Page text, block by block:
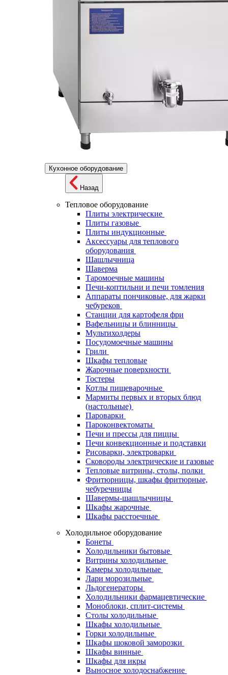
Кухонное оборудование
Назад
Тепловое оборудование
Плиты электрические
Плиты газовые
Плиты индукционные
Аксессуары для теплового
оборудования
Шашлычница
Шаверма
Таромоечные машины
Печи-коптильни и печи томления
Аппараты пончиковые, для жарки
чебуреков
Станции для картофеля фри
Вафельницы и блинницы
Мультихолдеры
Посудомоечные машины
Грили
Шкафы тепловые
Жарочные поверхности
Тостеры
Котлы пищеварочные
Мармиты первых и вторых блюд
(настольные)
Пароварки
Пароконвектоматы
Печи и прессы для пиццы
Печи конвекционные и подставки
Рисоварки, электроварки
Сковороды электрические и газовые
Тепловые витрины, столы, полки
Фритюрницы, шкафы фритюрные,
чебуречницы
Шавермы-шашлычницы
Шкафы жарочные
Шкафы расстоечные
Холодильное оборудование
Бонеты
Холодильники бытовые
Витрины холодильные
Камеры холодильные
Лари морозильные
Льдогенераторы
Холодильники фармацевтические
Моноблоки, сплит-системы
Столы холодильные
Шкафы холодильные
Горки холодильные
Шкафы шоковой заморозки
Шкафы винные
Шкафы для икры
Выносное холодоснабжение